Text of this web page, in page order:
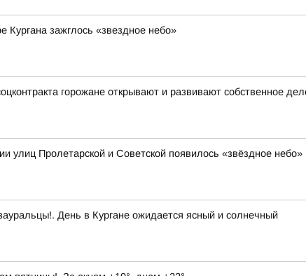
Кургана зажглось «звездное небо»
горожане открывают и развивают собственное
улиц Пролетарской и Советской появилось «звёздное небо»
День в Кургане ожидается ясный и солнечный